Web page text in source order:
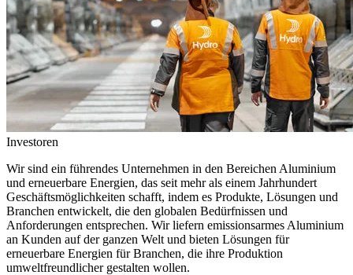
Investoren
Wir sind ein führendes Unternehmen in den Bereichen Aluminium
und erneuerbare Energien, das seit mehr als einem Jahrhundert
Geschäftsmöglichkeiten schafft, indem es Produkte, Lösungen und
Branchen entwickelt, die den globalen Bedürfnissen und
Anforderungen entsprechen. Wir liefern emissionsarmes Aluminium
an Kunden auf der ganzen Welt und bieten Lösungen für
erneuerbare Energien für Branchen, die ihre Produktion
umweltfreundlicher gestalten wollen.